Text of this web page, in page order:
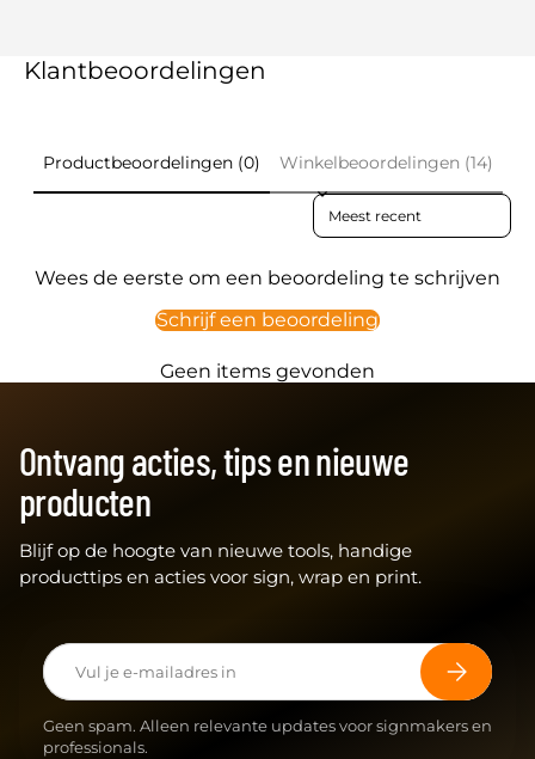
Klantbeoordelingen
Productbeoordelingen (0) Winkelbeoordelingen (14)
Sort reviews by
Wees de eerste om een beoordeling te schrijven
Schrijf een beoordeling
Geen items gevonden
Ontvang acties, tips en nieuwe
producten
Blijf op de hoogte van nieuwe tools, handige
producttips en acties voor sign, wrap en print.
E-mailadres
Abonneer
Geen spam. Alleen relevante updates voor signmakers en
professionals.